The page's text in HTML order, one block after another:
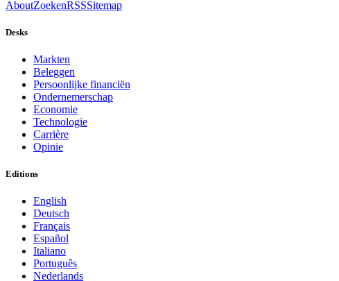
AboutZoekenRSSSitemap
Desks
Markten
Beleggen
Persoonlijke financiën
Ondernemerschap
Economie
Technologie
Carrière
Opinie
Editions
English
Deutsch
Français
Español
Italiano
Português
Nederlands